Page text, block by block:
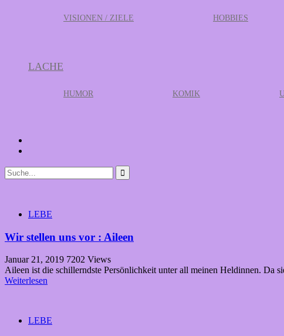
VISIONEN / ZIELE HOBBIES
LACHE
HUMOR KOMIK
LEBE
Wir stellen uns vor : Aileen
Januar 21, 2019 7202 Views
Aileen ist die schillerndste Persönlichkeit unter all meinen Heldinnen. Da
Weiterlesen
LEBE